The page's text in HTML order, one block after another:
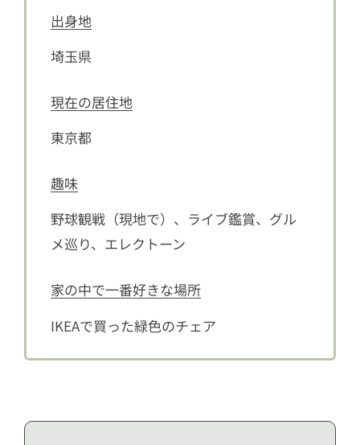
出身地
埼玉県
現在の居住地
東京都
趣味
野球観戦（現地で）、ライブ鑑賞、グル
メ巡り、エレクトーン
家の中で一番好きな場所
IKEAで買った緑色のチェア